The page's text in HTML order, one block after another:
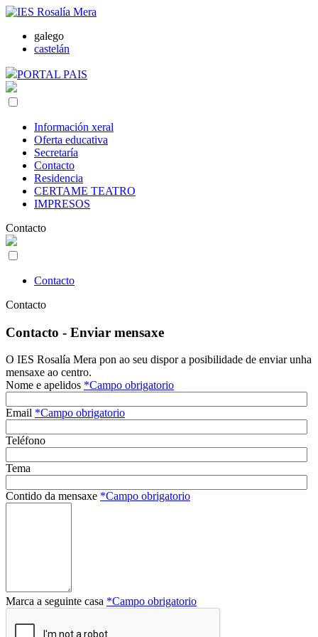
galego
castelán
PORTAL PAIS
Información xeral
Oferta educativa
Secretaría
Contacto
Residencia
CERTAME TEATRO
IMPRESOS
Contacto
Contacto
Contacto
Contacto - Enviar mensaxe
O IES Rosalía Mera pon ao seu dispor a posibilidade de enviar unha
mensaxe ao centro.
Nome e apelidos *Campo obrigatorio
Email *Campo obrigatorio
Teléfono
Tema
Contido da mensaxe *Campo obrigatorio
Marca a seguinte casa *Campo obrigatorio